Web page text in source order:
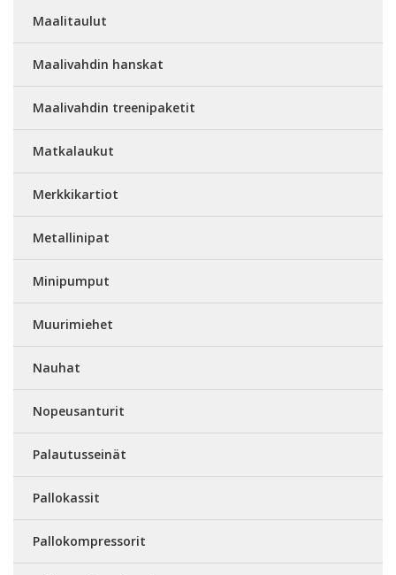
Maalitaulut
Maalivahdin hanskat
Maalivahdin treenipaketit
Matkalaukut
Merkkikartiot
Metallinipat
Minipumput
Muurimiehet
Nauhat
Nopeusanturit
Palautusseinät
Pallokassit
Pallokompressorit